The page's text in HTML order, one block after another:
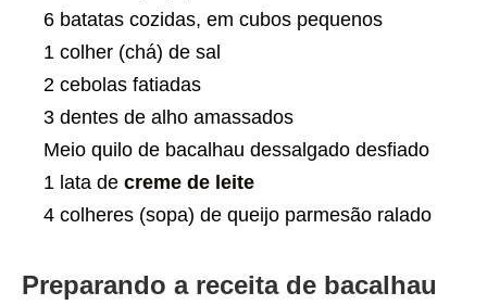
6 batatas cozidas, em cubos pequenos
1 colher (chá) de sal
2 cebolas fatiadas
3 dentes de alho amassados
Meio quilo de bacalhau dessalgado desfiado
1 lata de creme de leite
4 colheres (sopa) de queijo parmesão ralado
Preparando a receita de bacalhau